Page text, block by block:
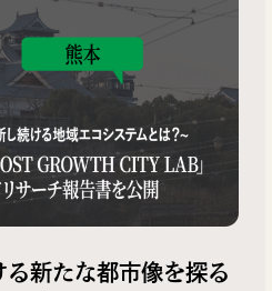
る新たな都市像を探る